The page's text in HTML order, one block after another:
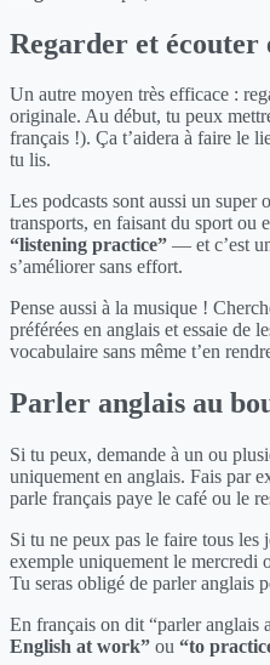
Regarder et écouter
Un autre moyen très efficace :
originale. Au début, tu peux
français !). Ça t’aidera à faire le
tu lis.
Les podcasts sont aussi un super
transports, en faisant du sport ou
“listening practice” — et c’est
s’améliorer sans effort.
Pense aussi à la musique !
préférées en anglais et essaie de
vocabulaire sans même t’en
Parler anglais au
Si tu peux, demande à un ou
uniquement en anglais. Fais par
parle français paye le café ou le
Si tu ne peux pas le faire tous
exemple uniquement le mercredi
Tu seras obligé de parler anglais
En français on dit “parler anglais
English at work” ou “to